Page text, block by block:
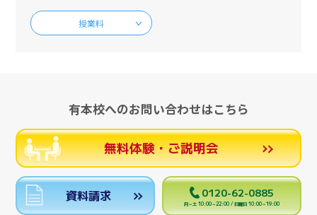
授業料
有本校へのお問い合わせはこちら
無料体験・ご説明会
資料請求 0120-62-0885
月～土 10:00～22:00 / 日曜日 10:00～19:00